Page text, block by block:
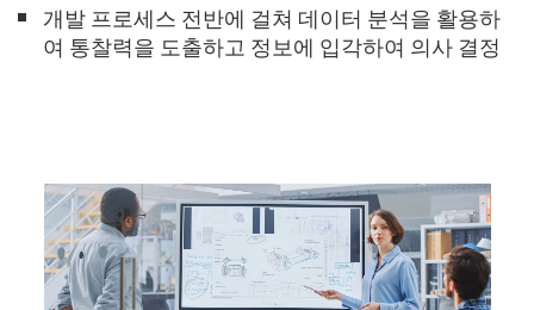
개발 프로세스 전반에 걸쳐 데이터 분석을 활용하
여 통찰력을 도출하고 정보에 입각하여 의사 결정